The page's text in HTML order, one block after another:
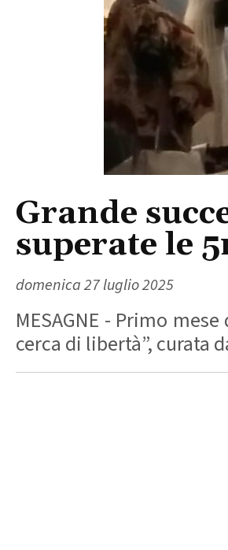
Grande
superate le
domenica 27 luglio 2025
MESAGNE - Primo
cerca di libertà”, curata